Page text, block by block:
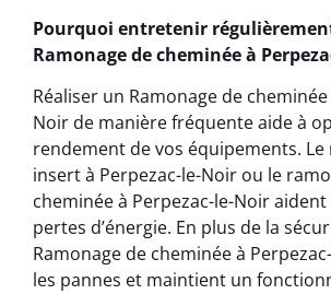
Pourquoi entretenir
Ramonage de cheminée à
Réaliser un Ramonage de
Noir de manière fréquente aide à
rendement de vos équipements.
insert à Perpezac-le-Noir ou le
cheminée à Perpezac-le-Noir
pertes d’énergie. En plus de la
Ramonage de cheminée à
les pannes et maintient un